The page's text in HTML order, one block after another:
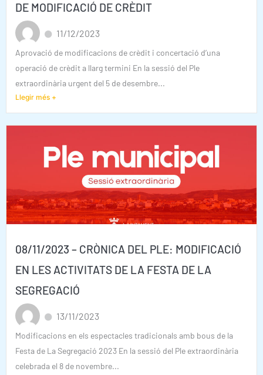
DE MODIFICACIÓ DE CRÈDIT
11/12/2023
Aprovació de modificacions de crèdit i concertació d’una
operació de crèdit a llarg termini En la sessió del Ple
extraordinària urgent del 5 de desembre...
Llegir més +
08/11/2023 – CRÒNICA DEL PLE: MODIFICACIÓ
EN LES ACTIVITATS DE LA FESTA DE LA
SEGREGACIÓ
13/11/2023
Modificacions en els espectacles tradicionals amb bous de la
Festa de La Segregació 2023 En la sessió del Ple extraordinària
celebrada el 8 de novembre...